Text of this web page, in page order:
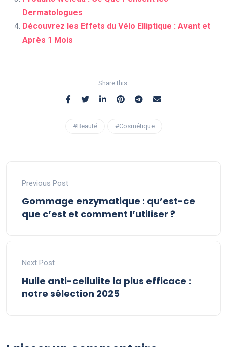
Dermatologues
Découvrez les Effets du Vélo Elliptique : Avant et
Après 1 Mois
Share this:
#Beauté #Cosmétique
Previous Post
Gommage enzymatique : qu’est-ce
que c’est et comment l’utiliser ?
Next Post
Huile anti-cellulite la plus efficace :
notre sélection 2025